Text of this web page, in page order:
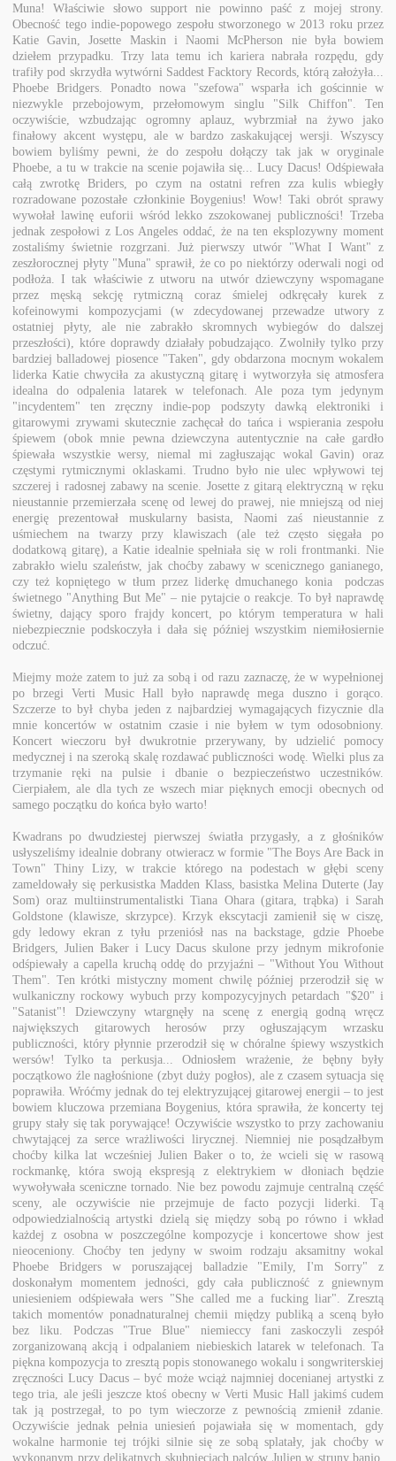
Muna!
Właściwie słowo support nie powinno paść z mojej strony.
Obecność tego indie-popowego zespołu stworzonego w 2013 roku przez
Katie Gavin, Josette Maskin i Naomi McPherson nie była bowiem
dziełem przypadku. Trzy lata temu ich kariera nabrała rozpędu, gdy
trafiły pod skrzydła wytwórni Saddest Facktory Records, którą założyła...
Phoebe Bridgers. Ponadto nowa "szefowa" wsparła ich gościnnie w
niezwykle przebojowym, przełomowym singlu "Silk Chiffon". Ten
oczywiście, wzbudzając ogromny aplauz, wybrzmiał na żywo jako
finałowy akcent występu, ale w bardzo zaskakującej wersji. Wszyscy
bowiem byliśmy pewni, że do zespołu dołączy tak jak w oryginale
Phoebe, a tu w trakcie na scenie pojawiła się... Lucy Dacus! Odśpiewała
całą zwrotkę Briders, po czym na ostatni refren zza kulis wbiegły
rozradowane pozostałe członkinie Boygenius! Wow! Taki obrót sprawy
wywołał lawinę euforii wśród lekko zszokowanej publiczności! Trzeba
jednak zespołowi z Los Angeles oddać, że na ten eksplozywny moment
zostaliśmy świetnie rozgrzani. Już pierwszy utwór "What I Want" z
zeszłorocznej płyty "Muna" sprawił, że co po niektórzy oderwali nogi od
podłoża. I tak właściwie z utworu na utwór dziewczyny wspomagane
przez męską sekcję rytmiczną coraz śmielej odkręcały kurek z
kofeinowymi kompozycjami (w zdecydowanej przewadze utwory z
ostatniej płyty, ale nie zabrakło skromnych wybiegów do dalszej
przeszłości), które doprawdy działały pobudzająco. Zwolniły tylko przy
bardziej balladowej piosence "Taken", gdy obdarzona mocnym wokalem
liderka Katie chwyciła za akustyczną gitarę i wytworzyła się atmosfera
idealna do odpalenia latarek w telefonach. Ale poza tym jedynym
"incydentem" ten zręczny indie-pop podszyty dawką elektroniki i
gitarowymi zrywami skutecznie zachęcał do tańca i wspierania zespołu
śpiewem (obok mnie pewna dziewczyna autentycznie na całe gardło
śpiewała wszystkie wersy, niemal mi zagłuszając wokal Gavin) oraz
częstymi rytmicznymi oklaskami. Trudno było nie ulec wpływowi tej
szczerej i radosnej zabawy na scenie. Josette z gitarą elektryczną w ręku
nieustannie przemierzała scenę od lewej do prawej, nie mniejszą od niej
energię prezentował muskularny basista, Naomi zaś nieustannie z
uśmiechem na twarzy przy klawiszach (ale też często sięgała po
dodatkową gitarę), a Katie idealnie spełniała się w roli frontmanki. Nie
zabrakło wielu szaleństw, jak choćby zabawy w scenicznego ganianego,
czy też kopniętego w tłum przez liderkę dmuchanego konia podczas
świetnego "Anything But Me" – nie pytajcie o reakcje. To był naprawdę
świetny, dający sporo frajdy koncert, po którym temperatura w hali
niebezpiecznie podskoczyła i dała się później wszystkim niemiłosiernie
odczuć.
Miejmy może zatem to już za sobą i od razu zaznaczę, że w wypełnionej
po brzegi Verti Music Hall było naprawdę mega duszno i gorąco.
Szczerze to był chyba jeden z najbardziej wymagających fizycznie dla
mnie koncertów w ostatnim czasie i nie byłem w tym odosobniony.
Koncert wieczoru był dwukrotnie przerywany, by udzielić pomocy
medycznej i na szeroką skalę rozdawać publiczności wodę. Wielki plus za
trzymanie ręki na pulsie i dbanie o bezpieczeństwo uczestników.
Cierpiałem, ale dla tych ze wszech miar pięknych emocji obecnych od
samego początku do końca było warto!
Kwadrans po dwudziestej pierwszej światła przygasły, a z głośników
usłyszeliśmy idealnie dobrany otwieracz w formie "The Boys Are Back in
Town" Thiny Lizy, w trakcie którego na podestach w głębi sceny
zameldowały się perkusistka Madden Klass, basistka Melina Duterte (Jay
Som) oraz multiinstrumentalistki Tiana Ohara (gitara, trąbka) i Sarah
Goldstone (klawisze, skrzypce). Krzyk ekscytacji zamienił się w ciszę,
gdy ledowy ekran z tyłu przeniósł nas na backstage, gdzie Phoebe
Bridgers, Julien Baker i Lucy Dacus skulone przy jednym mikrofonie
odśpiewały a capella kruchą oddę do przyjaźni – "Without You Without
Them". Ten krótki mistyczny moment chwilę później przerodził się w
wulkaniczny rockowy wybuch przy kompozycyjnych petardach "$20" i
"Satanist"! Dziewczyny wtargnęły na scenę z energią godną wręcz
największych gitarowych herosów przy ogłuszającym wrzasku
publiczności, który płynnie przerodził się w chóralne śpiewy wszystkich
wersów! Tylko ta perkusja... Odniosłem wrażenie, że bębny były
początkowo źle nagłośnione (zbyt duży pogłos), ale z czasem sytuacja się
poprawiła. Wróćmy jednak do tej elektryzującej gitarowej energii – to jest
bowiem kluczowa przemiana Boygenius, która sprawiła, że koncerty tej
grupy stały się tak porywające! Oczywiście wszystko to przy zachowaniu
chwytającej za serce wrażliwości lirycznej. Niemniej nie posądzałbym
choćby kilka lat wcześniej Julien Baker o to, że wcieli się w rasową
rockmankę, która swoją ekspresją z elektrykiem w dłoniach będzie
wywoływała sceniczne tornado. Nie bez powodu zajmuje centralną część
sceny, ale oczywiście nie przejmuje de facto pozycji liderki. Tą
odpowiedzialnością artystki dzielą się między sobą po równo i wkład
każdej z osobna w poszczególne kompozycje i koncertowe show jest
nieoceniony. Choćby ten jedyny w swoim rodzaju aksamitny wokal
Phoebe Bridgers w poruszającej balladzie "Emily, I'm Sorry" z
doskonałym momentem jedności, gdy cała publiczność z gniewnym
uniesieniem odśpiewała wers "She called me a fucking liar". Zresztą
takich momentów ponadnaturalnej chemii między publiką a sceną było
bez liku. Podczas "True Blue" niemieccy fani zaskoczyli zespół
zorganizowaną akcją i odpalaniem niebieskich latarek w telefonach. Ta
piękna kompozycja to zresztą popis stonowanego wokalu i songwriterskiej
zręczności Lucy Dacus – być może wciąż najmniej docenianej artystki z
tego tria, ale jeśli jeszcze ktoś obecny w Verti Music Hall jakimś cudem
tak ją postrzegał, to po tym wieczorze z pewnością zmienił zdanie.
Oczywiście jednak pełnia uniesień pojawiała się w momentach, gdy
wokalne harmonie tej trójki silnie się ze sobą splatały, jak choćby w
wykonanym przy delikatnych skubnięciach palców Julien w struny banjo,